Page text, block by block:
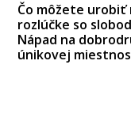
Čo môžete urobiť
rozlúčke so
Nápad na
únikovej